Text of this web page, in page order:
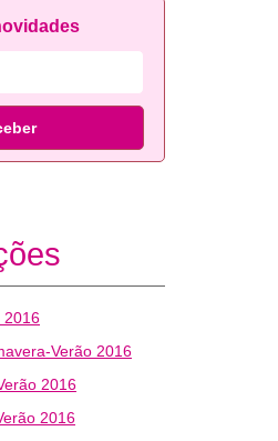
2016
Verão 2016
2016
2016